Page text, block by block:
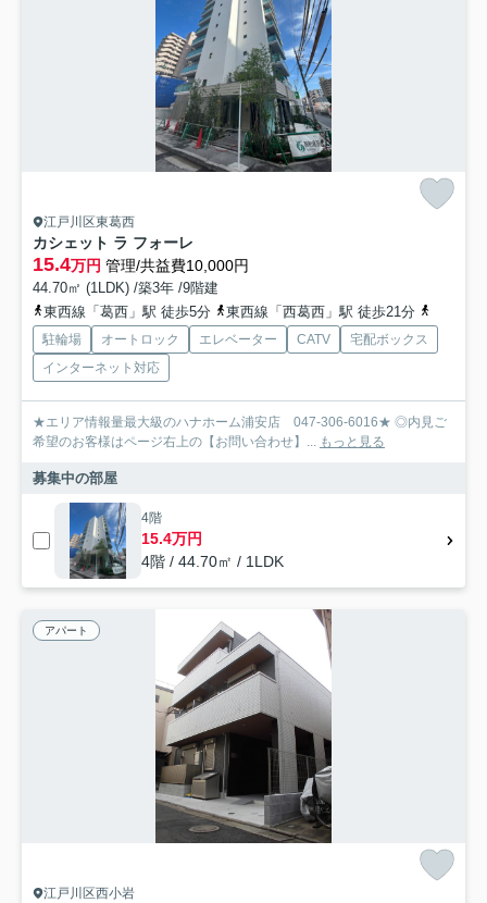
江戸川区東葛西
カシェット ラ フォーレ
15.4万円 管理/共益費10,000円
44.70㎡ (1LDK) /築3年 /9階建
東西線「葛西」駅 徒歩5分
東西線「西葛西」駅 徒歩21分
駐輪場 オートロック エレベーター CATV
宅配ボックス
インターネット対応
★エリア情報量最大級のハナホーム浦安店 047-306-6016★ ◎内見ご
希望のお客様はページ右上の【お問い合わせ】... もっと見る
募集中の部屋
4階
15.4万円
4階 / 44.70㎡ / 1LDK
アパート
江戸川区西小岩